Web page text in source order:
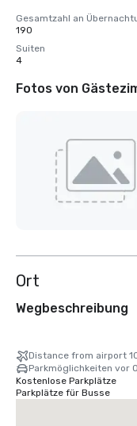
Gesamtzahl an
190
Suiten
4
Fotos von
Ort
Wegbeschreibung
Distance from airport
Parkmöglichkeiten vor
Kostenlose Parkplätze
Parkplätze für Busse